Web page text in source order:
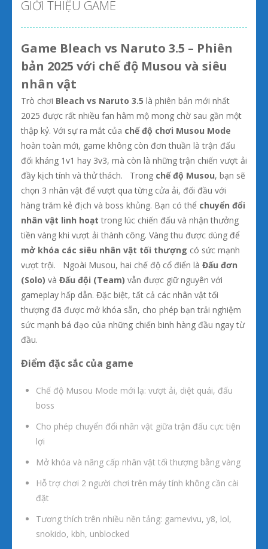
GIỚI THIỆU GAME
Game Bleach vs Naruto 3.5 – Phiên
bản 2025 với chế độ Musou và siêu
nhân vật
Trò chơi Bleach vs Naruto 3.5 là phiên bản mới nhất
2025 được rất nhiều fan hâm mộ mong chờ sau gần một
thập kỷ. Với sự ra mắt của chế độ chơi Musou Mode
hoàn toàn mới, game không còn đơn thuần là trận đấu
đối kháng 1v1 hay 3v3, mà còn là những trận chiến vượt ải
đầy kịch tính và thử thách. Trong chế độ Musou, bạn sẽ
chọn 3 nhân vật để vượt qua từng cửa ải, đối đầu với
hàng trăm kẻ địch và boss khủng. Bạn có thể chuyển đổi
nhân vật linh hoạt trong lúc chiến đấu và nhận thưởng
tiền vàng khi vượt ải thành công. Vàng thu được dùng để
mở khóa các siêu nhân vật tối thượng có sức mạnh
vượt trội. Ngoài Musou, hai chế độ cổ điển là Đấu đơn
(Solo) và Đấu đội (Team) vẫn được giữ nguyên với
gameplay hấp dẫn. Đặc biệt, tất cả các nhân vật tối
thượng đã được mở khóa sẵn, cho phép bạn trải nghiệm
sức mạnh bá đạo của những chiến binh hàng đầu ngay từ
đầu.
Điểm đặc sắc của game
Chế độ Musou Mode mới lạ: vượt ải, diệt quái, đấu
boss
Cho phép chuyển đổi nhân vật giữa trận đấu cực tiện
lợi
Mở khóa và nâng cấp nhân vật tối thượng bằng vàng
Hỗ trợ chơi 2 người chơi trên máy tính không cần cài
đặt
Tương thích trên nhiều nền tảng: gamevivu, y8, lol,
snokido, kbh, unblocked